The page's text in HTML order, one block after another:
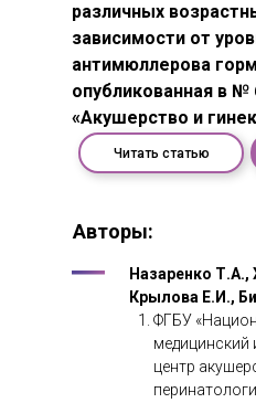
различных
зависимости от
антимюллерова
опубликованная в №
«Акушерство и
Назаренко Т.А.,
Крылова Е.И.,
ФГБУ
медицинский
центр
Авторы:
Читать статью